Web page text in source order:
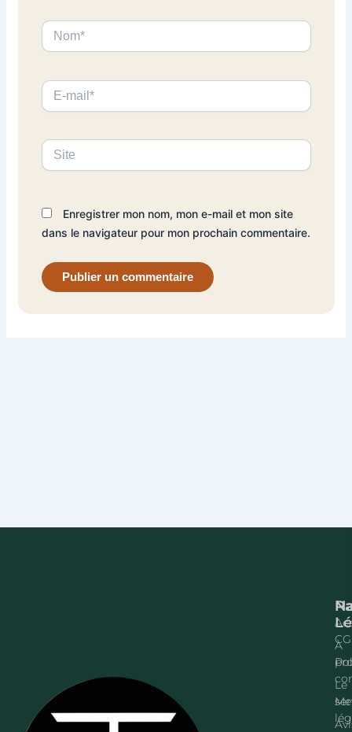
Nom*
E-
mail*
Site
Enregistrer mon nom, mon e-mail et mon site
dans le navigateur pour mon prochain commentaire.
À
Le